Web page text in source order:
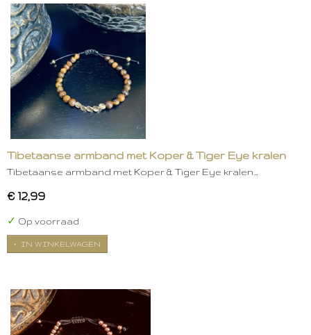
Tibetaanse armband met Koper & Tiger Eye kralen
Tibetaanse armband met Koper & Tiger Eye kralen…
€ 12,99
✓ Op voorraad
IN WINKELWAGEN